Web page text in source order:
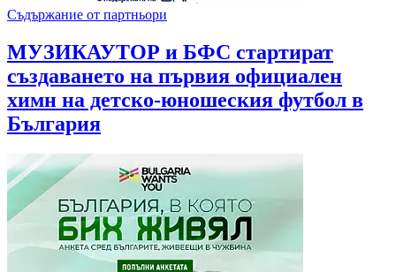
Съдържание от партньори
МУЗИКАУТОР и БФС стартират
създаването на първия официален
химн на детско-юношеския футбол в
България